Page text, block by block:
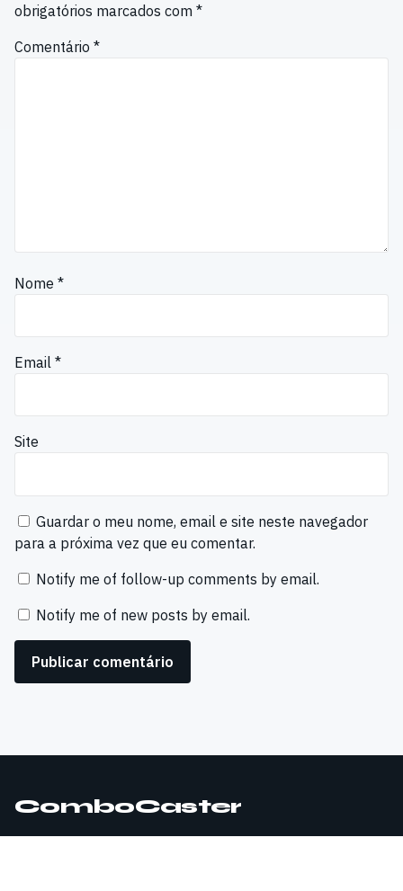
obrigatórios marcados com *
Comentário *
Nome *
Email *
Site
Guardar o meu nome, email e site neste navegador
para a próxima vez que eu comentar.
Notify me of follow-up comments by email.
Notify me of new posts by email.
ComboCaster